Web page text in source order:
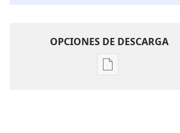
OPCIONES DE DESCARGA
Opciones